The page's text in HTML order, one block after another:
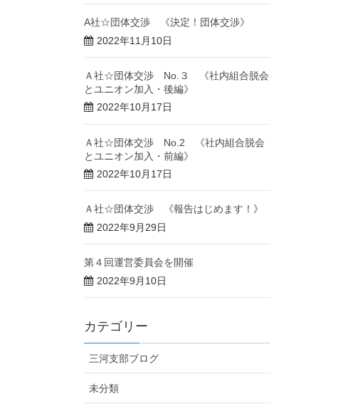
A社☆団体交渉 《決定！団体交渉》
2022年11月10日
Ａ社☆団体交渉 No.３ 《社内組合脱会
とユニオン加入・後編》
2022年10月17日
Ａ社☆団体交渉 No.2 《社内組合脱会
とユニオン加入・前編》
2022年10月17日
Ａ社☆団体交渉 《報告はじめます！》
2022年9月29日
第４回運営委員会を開催
2022年9月10日
カテゴリー
三河支部ブログ
未分類